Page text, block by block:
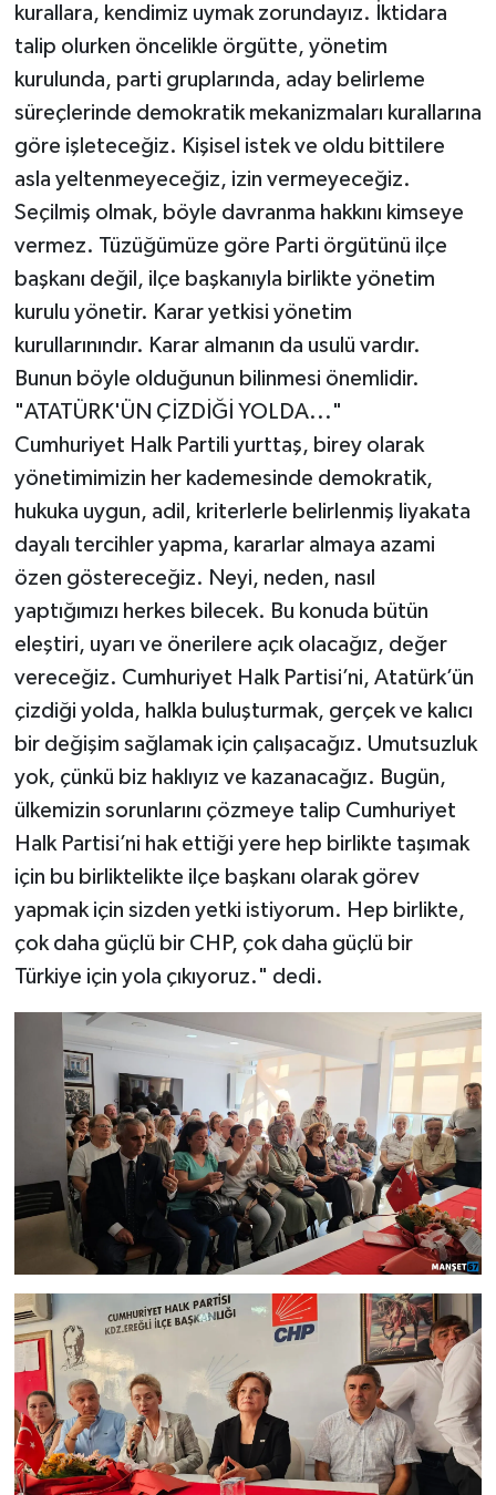
kurallara, kendimiz uymak zorundayız. İktidara
talip olurken öncelikle örgütte, yönetim
kurulunda, parti gruplarında, aday belirleme
süreçlerinde demokratik mekanizmaları kurallarına
göre işleteceğiz. Kişisel istek ve oldu bittilere
asla yeltenmeyeceğiz, izin vermeyeceğiz.
Seçilmiş olmak, böyle davranma hakkını kimseye
vermez. Tüzüğümüze göre Parti örgütünü ilçe
başkanı değil, ilçe başkanıyla birlikte yönetim
kurulu yönetir. Karar yetkisi yönetim
kurullarınındır. Karar almanın da usulü vardır.
Bunun böyle olduğunun bilinmesi önemlidir.
"ATATÜRK'ÜN ÇİZDİĞİ YOLDA..."
Cumhuriyet Halk Partili yurttaş, birey olarak
yönetimimizin her kademesinde demokratik,
hukuka uygun, adil, kriterlerle belirlenmiş liyakata
dayalı tercihler yapma, kararlar almaya azami
özen göstereceğiz. Neyi, neden, nasıl
yaptığımızı herkes bilecek. Bu konuda bütün
eleştiri, uyarı ve önerilere açık olacağız, değer
vereceğiz. Cumhuriyet Halk Partisi’ni, Atatürk’ün
çizdiği yolda, halkla buluşturmak, gerçek ve kalıcı
bir değişim sağlamak için çalışacağız. Umutsuzluk
yok, çünkü biz haklıyız ve kazanacağız. Bugün,
ülkemizin sorunlarını çözmeye talip Cumhuriyet
Halk Partisi’ni hak ettiği yere hep birlikte taşımak
için bu birliktelikte ilçe başkanı olarak görev
yapmak için sizden yetki istiyorum. Hep birlikte,
çok daha güçlü bir CHP, çok daha güçlü bir
Türkiye için yola çıkıyoruz." dedi.